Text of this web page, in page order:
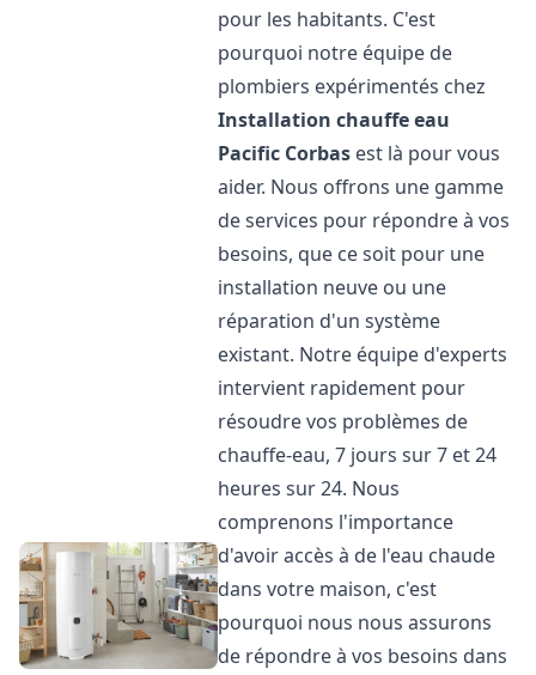
pour les habitants. C'est
pourquoi notre équipe de
plombiers expérimentés chez
Installation chauffe eau
Pacific Corbas est là pour vous
aider. Nous offrons une gamme
de services pour répondre à vos
besoins, que ce soit pour une
installation neuve ou une
réparation d'un système
existant. Notre équipe d'experts
intervient rapidement pour
résoudre vos problèmes de
chauffe-eau, 7 jours sur 7 et 24
heures sur 24. Nous
comprenons l'importance
d'avoir accès à de l'eau chaude
dans votre maison, c'est
pourquoi nous nous assurons
de répondre à vos besoins dans